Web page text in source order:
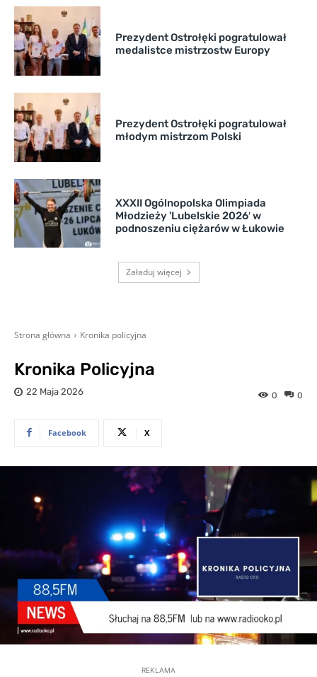
Prezydent Ostrołęki pogratulował
medalistce mistrzostw Europy
Prezydent Ostrołęki pogratulował
młodym mistrzom Polski
XXXII Ogólnopolska Olimpiada
Młodzieży 'Lubelskie 2026′ w
podnoszeniu ciężarów w Łukowie
Załaduj więcej